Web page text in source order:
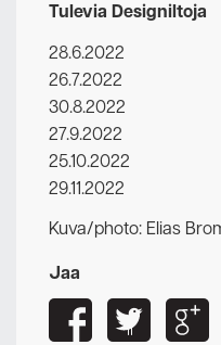
Tulevia Designiltoja
28.6.2022
26.7.2022
30.8.2022
27.9.2022
25.10.2022
29.11.2022
Kuva/photo: Elias
Jaa